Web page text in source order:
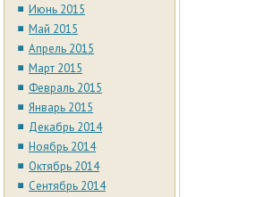
Июнь 2015
Май 2015
Апрель 2015
Март 2015
Февраль 2015
Январь 2015
Декабрь 2014
Ноябрь 2014
Октябрь 2014
Сентябрь 2014